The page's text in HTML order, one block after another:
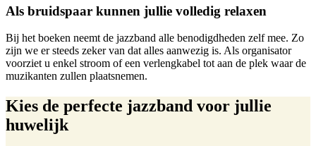
Als bruidspaar kunnen jullie volledig relaxen
Bij het boeken neemt de jazzband alle benodigdheden zelf mee. Zo
zijn we er steeds zeker van dat alles aanwezig is. Als organisator
voorziet u enkel stroom of een verlengkabel tot aan de plek waar de
muzikanten zullen plaatsnemen.
Kies de perfecte jazzband voor jullie
huwelijk